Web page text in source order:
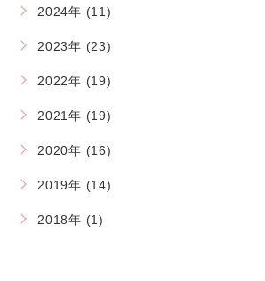
2024年 (11)
2023年 (23)
2022年 (19)
2021年 (19)
2020年 (16)
2019年 (14)
2018年 (1)